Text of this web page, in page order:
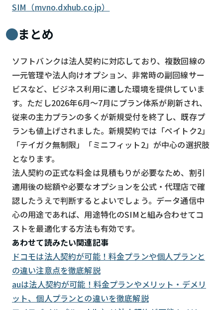
SIM（mvno.dxhub.co.jp）
まとめ
ソフトバンクは法人契約に対応しており、複数回線の
一元管理や法人向けオプション、非常時の副回線サー
ビスなど、ビジネス利用に適した環境を提供していま
す。ただし2026年6月〜7月にプラン体系が刷新され、
従来の主力プランの多くが新規受付を終了し、既存プ
ランも値上げされました。新規契約では「ペイトク2」
「テイガク無制限」「ミニフィット2」が中心の選択肢
となります。
法人契約の正式な料金は見積もりが必要なため、割引
適用後の総額や必要なオプションを公式・代理店で確
認したうえで判断するとよいでしょう。データ通信中
心の用途であれば、用途特化のSIMと組み合わせてコ
ストを最適化する方法も有効です。
あわせて読みたい関連記事
ドコモは法人契約が可能！料金プランや個人プランと
の違い注意点を徹底解説
auは法人契約が可能！料金プランやメリット・デメリ
ット、個人プランとの違いを徹底解説